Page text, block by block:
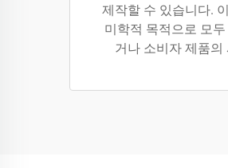
제작할 수 있습니다.
미학적 목적으로 모
거나 소비자 제품